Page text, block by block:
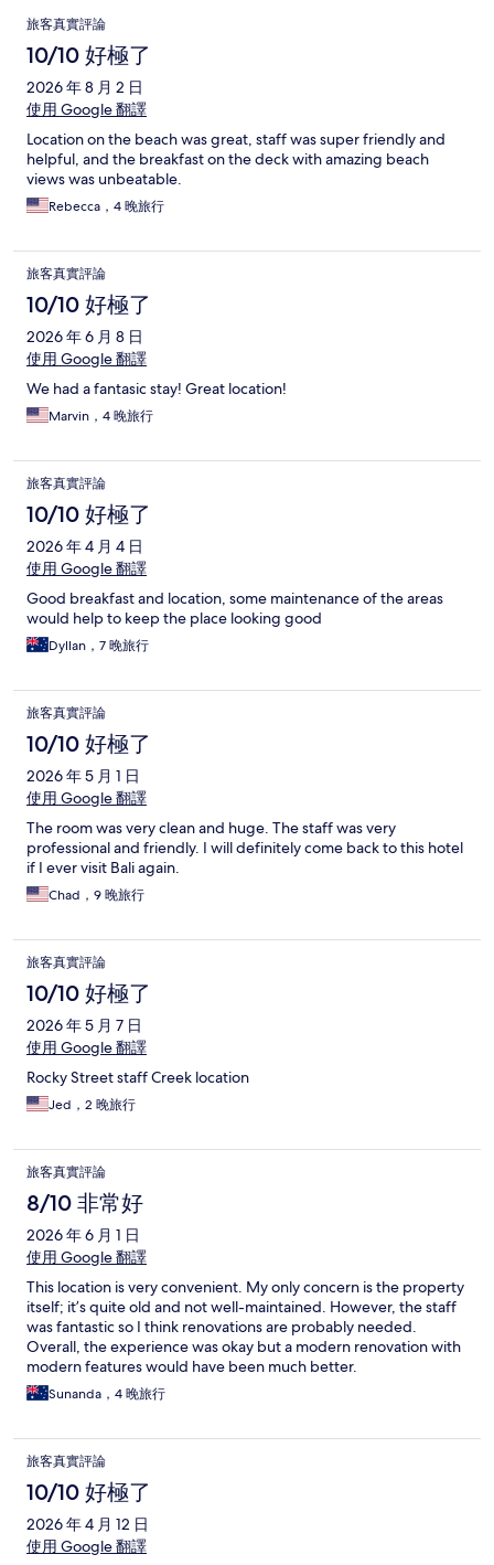
評
論
旅客真實評論
10/10 好極了
2026 年 8 月 2 日
使用 Google 翻譯
Location on the beach was great, staff was super friendly and
helpful, and the breakfast on the deck with amazing beach
views was unbeatable.
Rebecca，4 晚旅行
旅客真實評論
10/10 好極了
2026 年 6 月 8 日
使用 Google 翻譯
We had a fantasic stay! Great location!
Marvin，4 晚旅行
旅客真實評論
10/10 好極了
2026 年 4 月 4 日
使用 Google 翻譯
Good breakfast and location, some maintenance of the areas
would help to keep the place looking good
Dyllan，7 晚旅行
旅客真實評論
10/10 好極了
2026 年 5 月 1 日
使用 Google 翻譯
The room was very clean and huge. The staff was very
professional and friendly. I will definitely come back to this hotel
if I ever visit Bali again.
Chad，9 晚旅行
旅客真實評論
10/10 好極了
2026 年 5 月 7 日
使用 Google 翻譯
Rocky Street staff Creek location
Jed，2 晚旅行
旅客真實評論
8/10 非常好
2026 年 6 月 1 日
使用 Google 翻譯
This location is very convenient. My only concern is the property
itself; it’s quite old and not well-maintained. However, the staff
was fantastic so I think renovations are probably needed.
Overall, the experience was okay but a modern renovation with
modern features would have been much better.
Sunanda，4 晚旅行
旅客真實評論
10/10 好極了
2026 年 4 月 12 日
使用 Google 翻譯